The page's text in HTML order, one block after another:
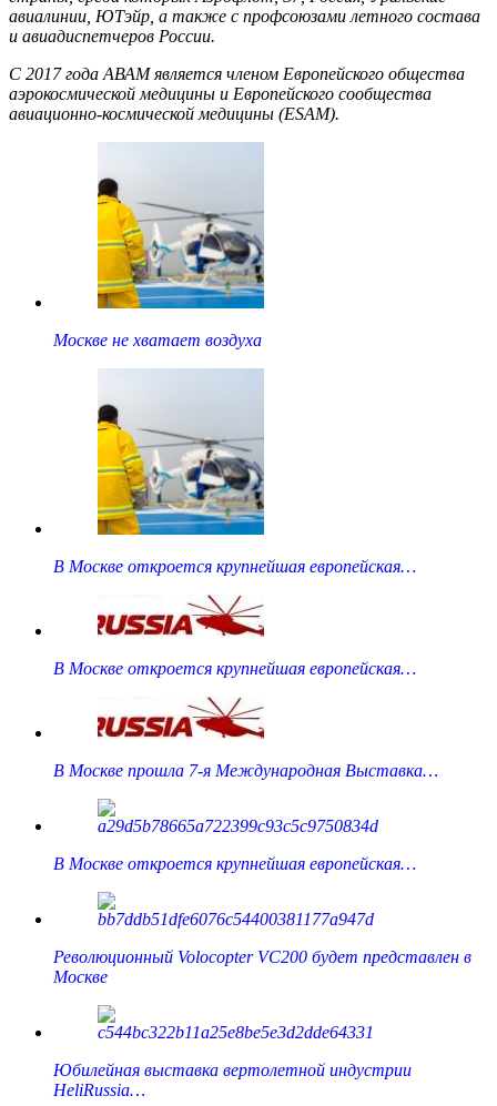
авиалинии, ЮТэйр, а также с профсоюзами летного состава
и авиадиспетчеров России.
С 2017 года АВАМ является членом Европейского общества
аэрокосмической медицины и Европейского сообщества
авиационно-космической медицины (ESAM).
Москве не хватает воздуха
В Москве откроется крупнейшая европейская…
В Москве откроется крупнейшая европейская…
В Москве прошла 7-я Международная Выставка…
В Москве откроется крупнейшая европейская…
Революционный Volocopter VC200 будет представлен в
Москве
Юбилейная выставка вертолетной индустрии
HeliRussia…